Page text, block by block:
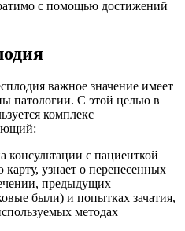
с помощью достижений
важное значение имеет
патологии. С этой целью в
комплекс
консультации с пациенткой
узнает о перенесенных
предыдущих
были) и попытках зачатия,
методах